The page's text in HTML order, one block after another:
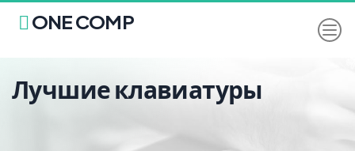
ONE COMP
Лучшие клавиатуры